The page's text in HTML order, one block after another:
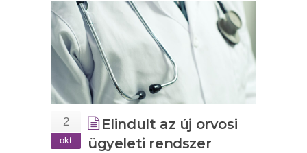
2
okt
Elindult az új orvosi
ügyeleti rendszer